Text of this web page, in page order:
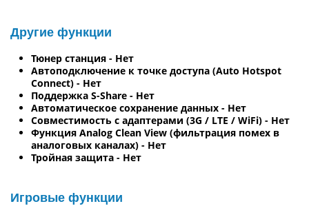
Другие функции
Тюнер станция - Нет
Автоподключение к точке доступа (Auto Hotspot
Connect) - Нет
Поддержка S-Share - Нет
Автоматическое сохранение данных - Нет
Совместимость с адаптерами (3G / LTE / WiFi) - Нет
Функция Analog Clean View (фильтрация помех в
аналоговых каналах) - Нет
Тройная защита - Нет
Игровые функции